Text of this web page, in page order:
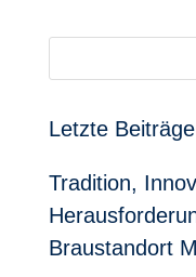
Letzte Beiträge
Tradition,
Braustandort